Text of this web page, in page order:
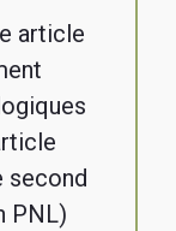
article
second
PNL)